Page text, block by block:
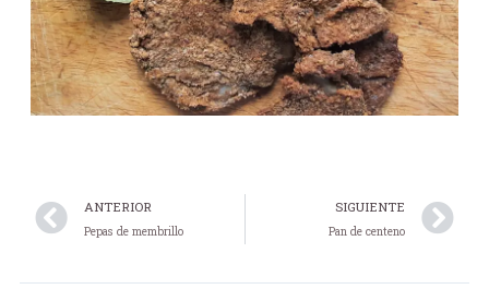
ANTERIOR
Pepas de membrillo
SIGUIENTE
Pan de centeno